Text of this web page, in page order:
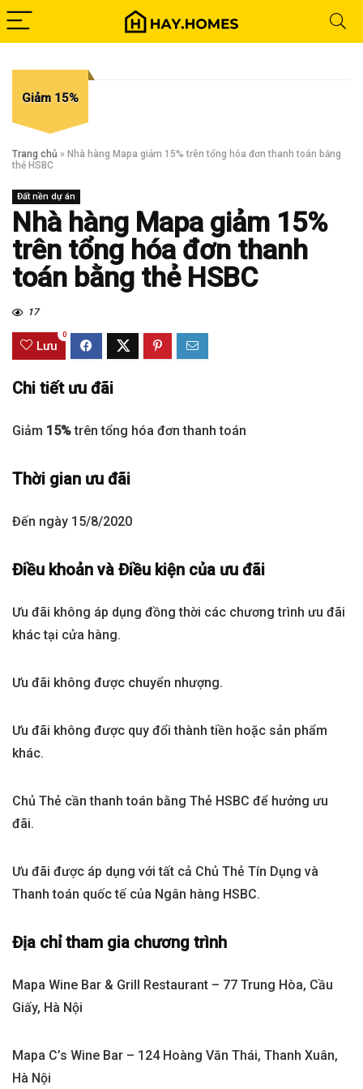
Giảm 15%
Trang chủ » Nhà hàng Mapa giảm 15% trên tổng hóa đơn thanh toán bằng
thẻ HSBC
Đất nền dự án
Nhà hàng Mapa giảm 15%
trên tổng hóa đơn thanh
toán bằng thẻ HSBC
17
Lưu
0
Chi tiết ưu đãi
Giảm 15%trên tổng hóa đơn thanh toán
Thời gian ưu đãi
Đến ngày 15/8/2020
Điều khoản và Điều kiện của ưu đãi
Ưu đãi không áp dụng đồng thời các chương trình ưu đãi
khác tại cửa hàng.
Ưu đãi không được chuyển nhượng.
Ưu đãi không được quy đổi thành tiền hoặc sản phẩm
khác.
Chủ Thẻ cần thanh toán bằng Thẻ HSBC để hưởng ưu
đãi.
Ưu đãi được áp dụng với tất cả Chủ Thẻ Tín Dụng và
Thanh toán quốc tế của Ngân hàng HSBC.
Địa chỉ tham gia chương trình
Mapa Wine Bar & Grill Restaurant – 77 Trung Hòa, Cầu
Giấy, Hà Nội
Mapa C’s Wine Bar – 124 Hoàng Văn Thái, Thanh Xuân,
Hà Nội